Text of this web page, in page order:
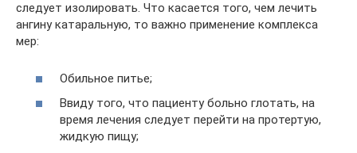
следует изолировать. Что касается того, чем лечить
ангину катаральную, то важно применение комплекса
мер:
Обильное питье;
Ввиду того, что пациенту больно глотать, на
время лечения следует перейти на протертую,
жидкую пищу;